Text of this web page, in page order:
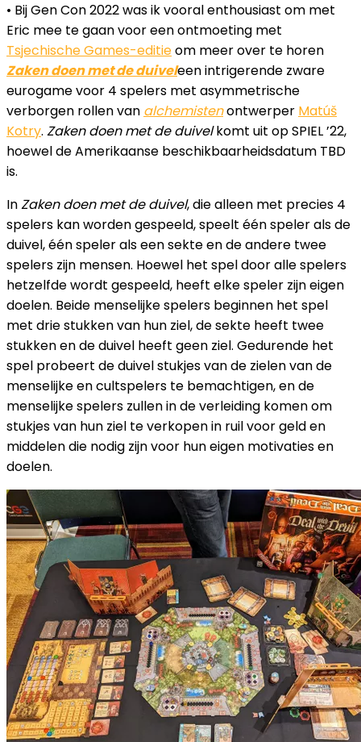
• Bij Gen Con 2022 was ik vooral enthousiast om met
Eric mee te gaan voor een ontmoeting met
Tsjechische Games-editieom meer over te horen
Zaken doen met de duiveleen intrigerende zware
eurogame voor 4 spelers met asymmetrische
verborgen rollen van alchemistenontwerper Matúš
Kotry. Zaken doen met de duivelkomt uit op SPIEL ’22,
hoewel de Amerikaanse beschikbaarheidsdatum TBD
is.
InZaken doen met de duivel, die alleen met precies 4
spelers kan worden gespeeld, speelt één speler als de
duivel, één speler als een sekte en de andere twee
spelers zijn mensen. Hoewel het spel door alle spelers
hetzelfde wordt gespeeld, heeft elke speler zijn eigen
doelen. Beide menselijke spelers beginnen het spel
met drie stukken van hun ziel, de sekte heeft twee
stukken en de duivel heeft geen ziel. Gedurende het
spel probeert de duivel stukjes van de zielen van de
menselijke en cultspelers te bemachtigen, en de
menselijke spelers zullen in de verleiding komen om
stukjes van hun ziel te verkopen in ruil voor geld en
middelen die nodig zijn voor hun eigen motivaties en
doelen.